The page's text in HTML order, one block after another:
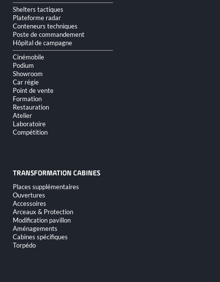
Shelters tactiques
Plateforme radar
Conteneurs techniques
Poste de commandement
Hôpital de campagne
Cinémobile
Podium
Showroom
Car régie
Point de vente
Formation
Restauration
Atelier
Laboratoire
Compétition
TRANSFORMATION CABINES
Aller
au
contenu
Places supplémentaires
Ouvertures
Accessoires
Arceaux & Protection
Modification pavillon
Aménagements
Cabines spécifiques
Torpédo